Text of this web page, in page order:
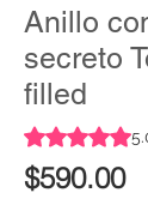
Anillo
secreto
filled
Según 1
$590.00